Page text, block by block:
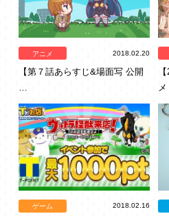
アニメ 2018.02.20
【第７話あらすじ&場面写 公開
…
ゲーム 2018.02.16